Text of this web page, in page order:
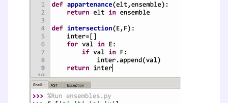
Fiches de cours et vidéos,exercices
corrigés,podcasts de révisions
Unespace dédié aux parents
suivre les progrès
Tout le programme scolaire du CP à
la Terminale
Des profs expérimentés disponibles
à la demande par tchat, audio ou